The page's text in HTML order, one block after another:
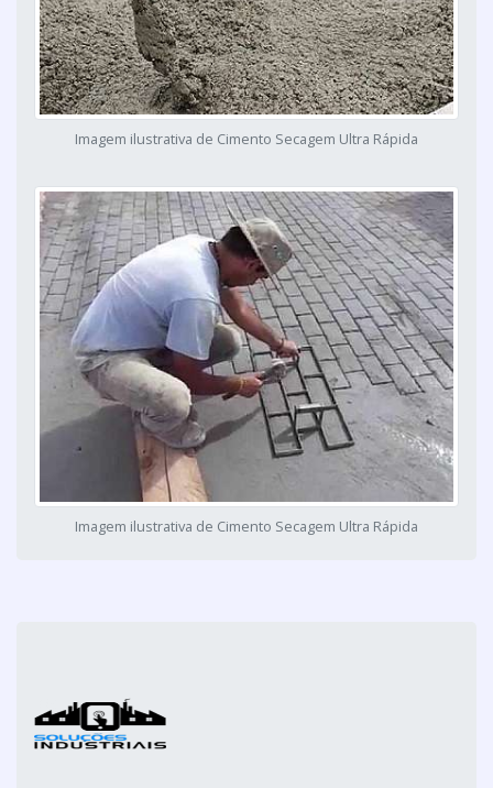
Imagem ilustrativa de Cimento Secagem Ultra Rápida
Imagem ilustrativa de Cimento Secagem Ultra Rápida